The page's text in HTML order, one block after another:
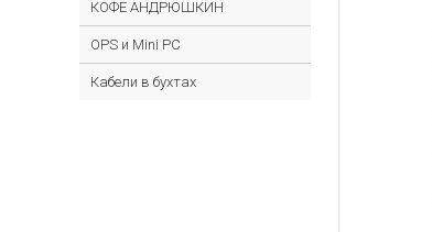
КОФЕ АНДРЮШКИН
OPS и Mini PC
Кабели в бухтах